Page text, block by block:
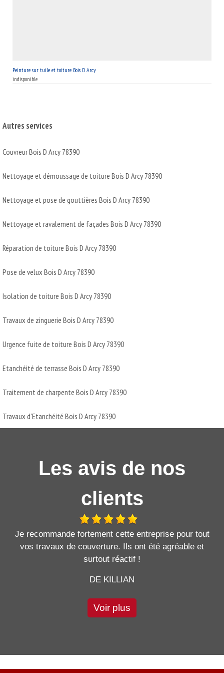
Peinture sur tuile et toiture Bois D Arcy
indisponible
Autres services
Couvreur Bois D Arcy 78390
Nettoyage et démoussage de toiture Bois D Arcy 78390
Nettoyage et pose de gouttières Bois D Arcy 78390
Nettoyage et ravalement de façades Bois D Arcy 78390
Réparation de toiture Bois D Arcy 78390
Pose de velux Bois D Arcy 78390
Isolation de toiture Bois D Arcy 78390
Travaux de zinguerie Bois D Arcy 78390
Urgence fuite de toiture Bois D Arcy 78390
Etanchéité de terrasse Bois D Arcy 78390
Traitement de charpente Bois D Arcy 78390
Travaux d'Etanchéité Bois D Arcy 78390
Les avis de nos
clients
Je recommande fortement cette entreprise pour tout
vos travaux de couverture. Ils ont été agréable et
surtout réactif !
DE KILLIAN
Voir plus